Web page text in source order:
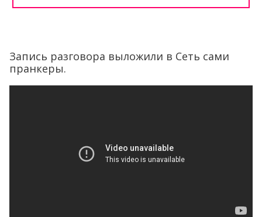
Запись разговора выложили в Сеть сами
пранкеры.